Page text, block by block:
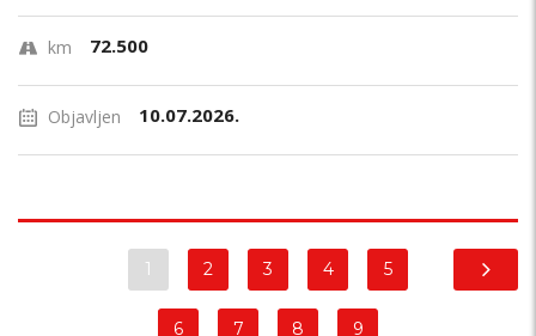
km 72.500
Objavljen 10.07.2026.
1 2 3 4 5
6 7 8 9